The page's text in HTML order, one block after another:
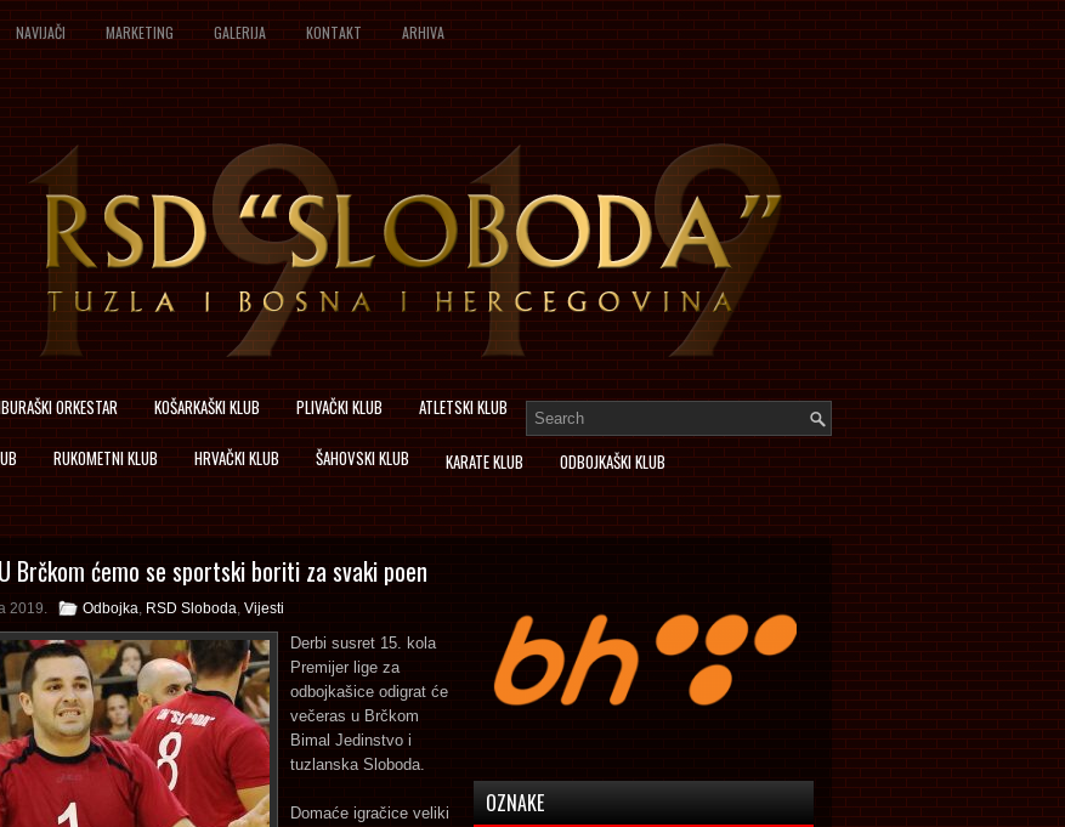
NAVIJAČI MARKETING GALERIJA KONTAKT ARHIVA
ORKESTAR KOŠARKAŠKI KLUB PLIVAČKI KLUB ATLETSKI KLUB
RUKOMETNI KLUB HRVAČKI KLUB ŠAHOVSKI KLUB KARATE KLUB ODBOJKAŠKI KLUB
Brčkom ćemo se sportski boriti za svaki poen
2019. Odbojka, RSD Sloboda, Vijesti
Derbi susret 15. kola
Premijer lige za
odbojkašice odigrat će
večeras u Brčkom
Bimal Jedinstvo i
tuzlanska Sloboda.
Domaće igračice veliki
OZNAKE